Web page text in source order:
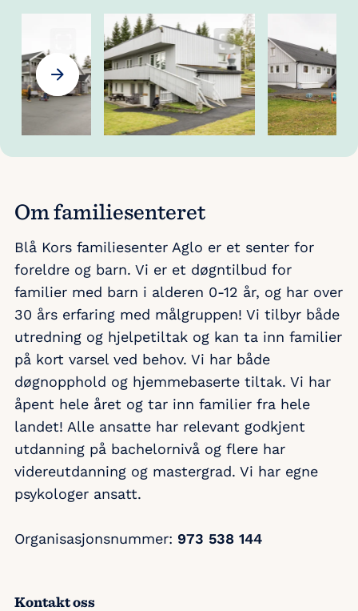
Om familiesenteret
Blå Kors familiesenter Aglo er et senter for
foreldre og barn. Vi er et døgntilbud for
familier med barn i alderen 0-12 år, og har over
30 års erfaring med målgruppen! Vi tilbyr både
utredning og hjelpetiltak og kan ta inn familier
på kort varsel ved behov. Vi har både
døgnopphold og hjemmebaserte tiltak. Vi har
åpent hele året og tar inn familier fra hele
landet! Alle ansatte har relevant godkjent
utdanning på bachelornivå og flere har
videreutdanning og mastergrad. Vi har egne
psykologer ansatt.
Organisasjonsnummer: 973 538 144
Kontakt oss